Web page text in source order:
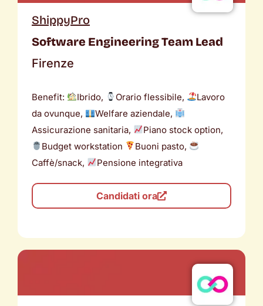
ShippyPro
Software Engineering Team Lead
Firenze
Benefit: Ibrido, Orario flessibile,
Lavoro
da ovunque,
Welfare aziendale,
Assicurazione sanitaria,
Piano stock option,
Budget workstation
Buoni pasto,
Caffè/snack,
Pensione integrativa
Candidati ora